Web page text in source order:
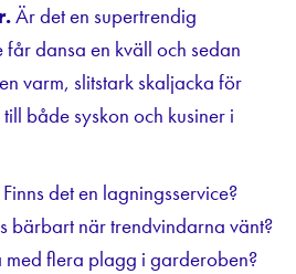
Är det en supertrendig
dansa en kväll och sedan
varm, slitstark skaljacka för
både syskon och kusiner i
det en lagningsservice?
bärbart när trendvindarna vänt?
med flera plagg i garderoben?